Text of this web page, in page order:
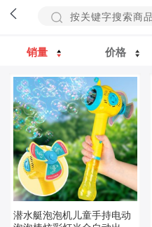
销量 价格
潜水艇泡泡机儿童手持电动